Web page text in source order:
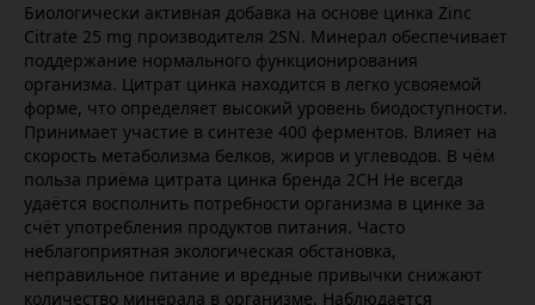
Биологически активная добавка на основе цинка Zinc
Citrate 25 mg производителя 2SN. Минерал обеспечивает
поддержание нормального функционирования
организма. Цитрат цинка находится в легко усвояемой
форме, что определяет высокий уровень биодоступности.
Принимает участие в синтезе 400 ферментов. Влияет на
скорость метаболизма белков, жиров и углеводов. В чём
польза приёма цитрата цинка бренда 2СН Не всегда
удаётся восполнить потребности организма в цинке за
счёт употребления продуктов питания. Часто
неблагоприятная экологическая обстановка,
неправильное питание и вредные привычки снижают
количество минерала в организме. Наблюдается